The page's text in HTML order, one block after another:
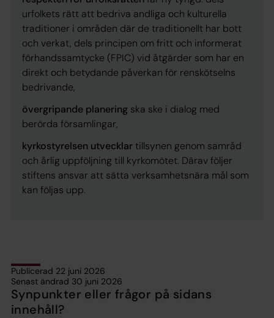
urfolkets rätt att bedriva andliga och kulturella
traditioner i områden där de traditionellt har bott
och verkat, dels principen om fritt och informerat
förhandssamtycke (FPIC) vid åtgärder som har en
direkt och betydande påverkan för renskötselns
bedrivande,
övergripande planering ska ske i dialog med
berörda församlingar,
kyrkostyrelsen utvecklartillsynen genom samråd
och årlig uppföljning till kyrkomötet. Därav följer
stiftens ansvar att sätta verksamhetsnära mål som
kan följas upp.
Publicerad 22 juni 2026
Senast ändrad 30 juni 2026
Synpunkter eller frågor på sidans
innehåll?